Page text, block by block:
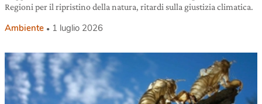
Regioni per il ripristino della natura, ritardi sulla giustizia climatica.
Ambiente 1 luglio 2026